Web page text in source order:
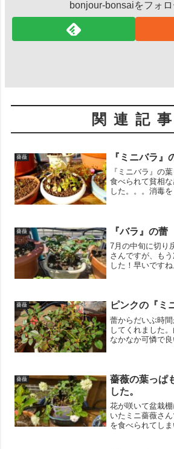
bonjour-bonsaiをフォ
関連記事
薔薇 『ミニバラ』
『ミニバラ』の
食べられて貧相
した。。。消毒
キングに参加して
薔薇 『バラ』の蕾
7月の中旬に切り
さんですが、も
した！早いです
グ村
薔薇 ピンクの『ミ
蕾からだいぶ時
してくれました
なかなか可憐で良
ー。まぁ、何に
薔薇
薔薇の葉っぱ
した。
花が咲いて盆栽
いたミニ薔薇さ
を食べられてし